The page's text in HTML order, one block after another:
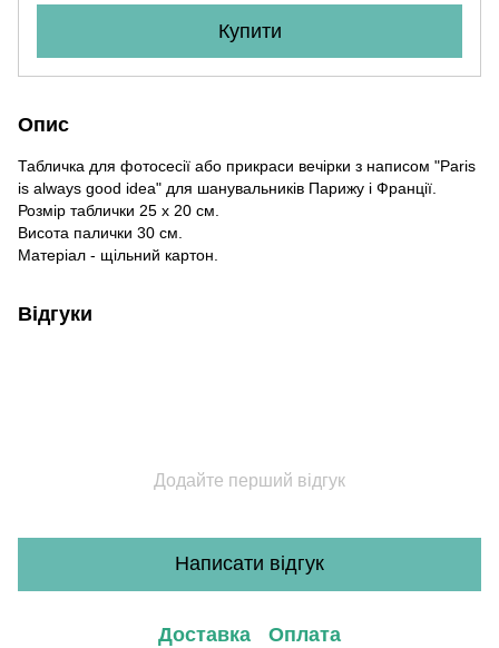
Купити
Опис
Табличка для фотосесії або прикраси вечірки з написом "Paris
is always good idea" для шанувальників Парижу і Франції.
Розмір таблички 25 х 20 см.
Висота палички 30 см.
Матеріал - щільний картон.
Відгуки
Додайте перший відгук
Написати відгук
Доставка Оплата